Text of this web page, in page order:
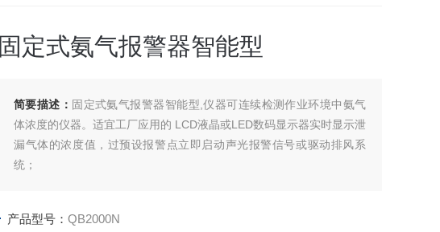
固定式氨气报警器智能型
简要描述： 固定式氨气报警器智能型,仪器可连续检测作业环境中氨气
体浓度的仪器。适宜工厂应用的 LCD液晶或LED数码显示器实时显示泄
漏气体的浓度值，过预设报警点立即启动声光报警信号或驱动排风系
统；
产品型号： QB2000N